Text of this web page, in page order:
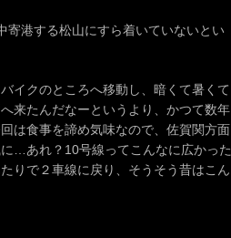
寄港する松山にすら着いていないとい
イクのところへ移動し、暗くて暑くて
来たんだなーというより、かつて数年
は食事を諦め気味なので、佐賀関方面
…あれ？10号線ってこんなに広かった
りで２車線に戻り、そうそう昔はこん